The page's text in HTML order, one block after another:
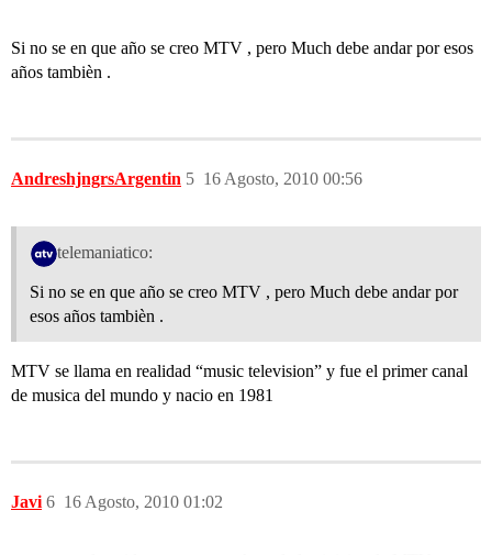
Si no se en que año se creo MTV , pero Much debe andar por esos
años tambièn .
AndreshjngrsArgentin 16 Agosto, 2010 00:56
5
telemaniatico:
Si no se en que año se creo MTV , pero Much debe andar por
esos años tambièn .
MTV se llama en realidad “music television” y fue el primer canal
de musica del mundo y nacio en 1981
Javi 16 Agosto, 2010 01:02
6